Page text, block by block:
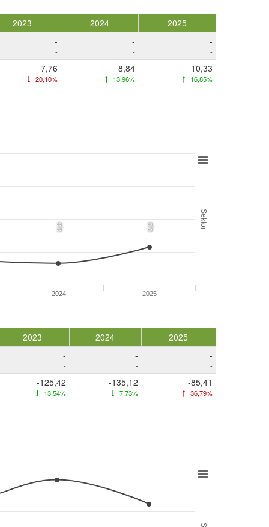
2023 2024
2025
-
-
-
-
-
-
7,76
20,10%
8,84
13,96%
10,33
16,85%
Sektor
0,0 0,0
2024 2025
2023 2024
2025
-
-
-
-
-
-
-125,42
13,54%
-135,12
7,73%
-85,41
36,79%